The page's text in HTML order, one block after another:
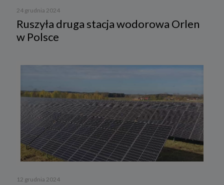
24 grudnia 2024
Ruszyła druga stacja wodorowa Orlen
w Polsce
12 grudnia 2024